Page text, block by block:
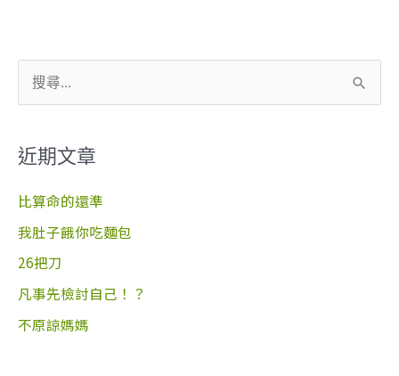
尋
鍵
字
近期文章
比算命的還準
我肚子餓你吃麵包
26把刀
凡事先檢討自己！？
不原諒媽媽